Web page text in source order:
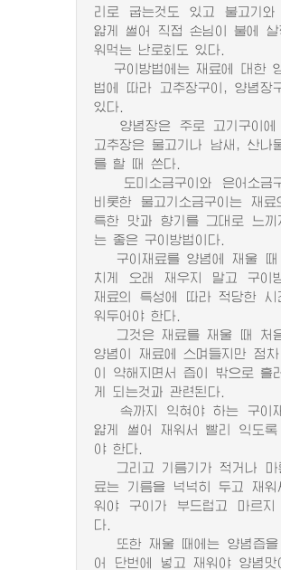
리로 굽는것도 있고 불고기와
얇게 썰어 직접 손님이 불에 살
워먹는 난로회도 있다.
구이방법에는 재료에 대한
법에 따라 고추장구이, 양념장
있다.
양념장은 주로 고기구이에
고추장은 물고기나 남새, 산나
를 할 때 쓴다.
도미소금구이와 은어소금
비롯한 물고기소금구이는 재
특한 맛과 향기를 그대로 느끼
는 좋은 구이방법이다.
구이재료를 양념에 재울 때
치게 오래 재우지 말고 구이
재료의 특성에 따라 적당한 시
워두어야 한다.
그것은 재료를 재울 때 처
양념이 재료에 스며들지만 점차
이 약해지면서 즙이 밖으로 흘
게 되는것과 관련된다.
속까지 익혀야 하는 구이
얇게 썰어 재워서 빨리 익도록
야 한다.
그리고 기름기가 적거나 마
료는 기름을 넉넉히 두고 재워
워야 구이가 부드럽고 마르지
다.
또한 재울 때에는 양념즙을
어 단번에 넣고 재워야 양념맛